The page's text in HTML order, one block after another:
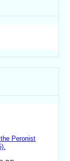
Peronist